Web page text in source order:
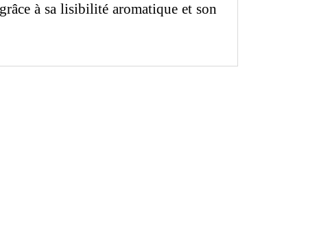
à sa lisibilité aromatique et son